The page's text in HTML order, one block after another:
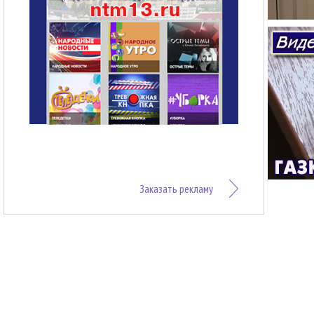
Заказать рекламу